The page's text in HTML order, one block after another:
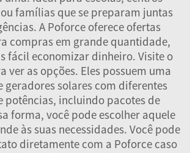
famílias que se preparam juntas
A Poforce oferece ofertas
compras em grande quantidade,
fácil economizar dinheiro. Visite o
ver as opções. Eles possuem uma
geradores solares com diferentes
potências, incluindo pacotes de
forma, você pode escolher aquele
às suas necessidades. Você pode
diretamente com a Poforce caso